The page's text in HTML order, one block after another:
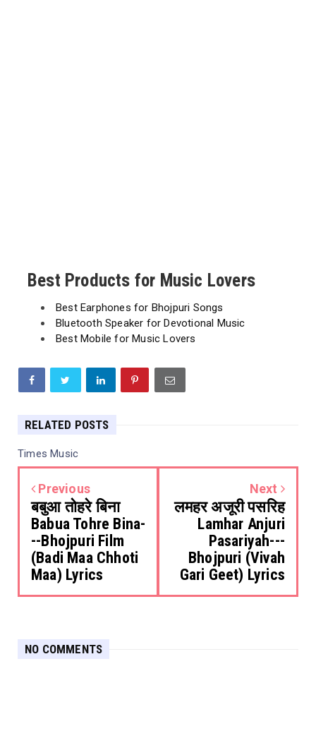
Best Products for Music Lovers
Best Earphones for Bhojpuri Songs
Bluetooth Speaker for Devotional Music
Best Mobile for Music Lovers
RELATED POSTS
Times Music
Previous
बबुआ तोहरे बिना
Babua Tohre Bina-
--Bhojpuri Film
(Badi Maa Chhoti
Maa) Lyrics
Next
लमहर अजूरी पसरिह
Lamhar Anjuri
Pasariyah---
Bhojpuri (Vivah
Gari Geet) Lyrics
NO COMMENTS